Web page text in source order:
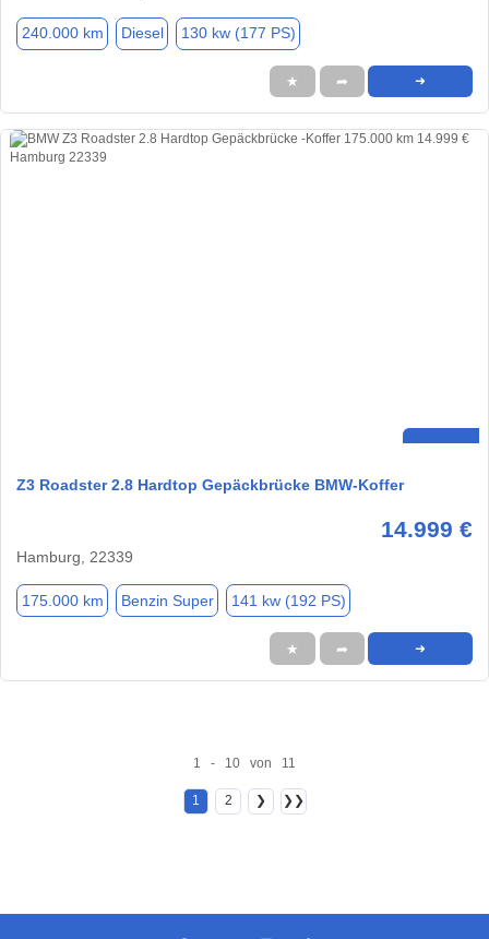
240.000 km Diesel 130 kw (177 PS)
★ ➦ ➜
Z3 Roadster 2.8 Hardtop Gepäckbrücke BMW-Koffer
14.999 €
Hamburg, 22339
175.000 km Benzin Super 141 kw (192 PS)
★ ➦ ➜
1 - 10 von 11
1 2 ❯ ❯❯